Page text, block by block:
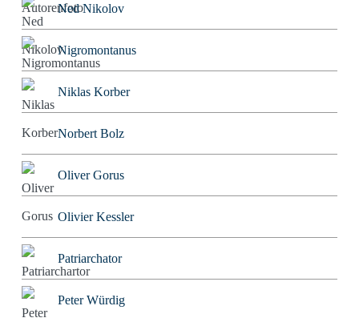
Ned Nikolov
Nigromontanus
Niklas Korber
Norbert Bolz
Oliver Gorus
Olivier Kessler
Patriarchator
Peter Würdig